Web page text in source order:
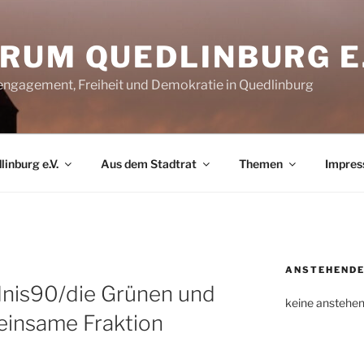
QUEDLINBURG
Freiheit und Demokratie in Quedlinburg
e.V. Aus dem Stadtrat Themen
die Grünen und
Fraktion
keine